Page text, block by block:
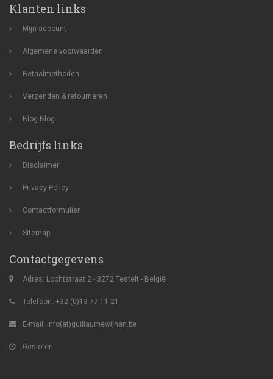
Klanten links
Mijn account
Algemene voorwaarden
Betaalmethoden
Verzenden & retourneren
Blog Blog
Bedrijfs links
Disclaimer
Privacy Policy
Contactformulier
Sitemap
Contactgegevens
Adres: Lochtstraat 2 - 3272 Testelt - België
Telefoon: +32 (0)13 77 11 21
E-mail: info(at)guillaumewijnen.be
Gesloten